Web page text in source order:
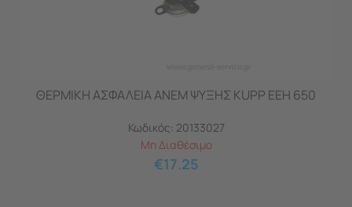
ΘΕΡΜΙΚΗ ΑΣΦΑΛΕΙΑ ΑΝΕΜ ΨΥΞΗΣ KUPP EEH 650
Κωδικός: 20133027
Μη Διαθέσιμο
€17.25